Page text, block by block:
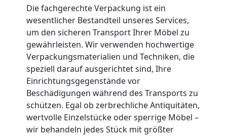
Die fachgerechte Verpackung ist ein
wesentlicher Bestandteil unseres Services,
um den sicheren Transport Ihrer Möbel zu
gewährleisten. Wir verwenden hochwertige
Verpackungsmaterialien und Techniken, die
speziell darauf ausgerichtet sind, Ihre
Einrichtungsgegenstände vor
Beschädigungen während des Transports zu
schützen. Egal ob zerbrechliche Antiquitäten,
wertvolle Einzelstücke oder sperrige Möbel –
wir behandeln jedes Stück mit größter
Full-
Service-
Umzug
Leonding